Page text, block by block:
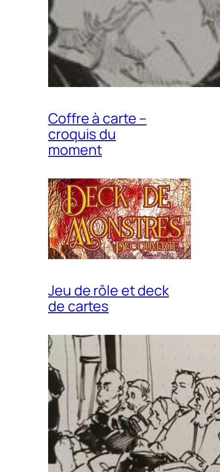
Coffre à carte –
croquis du
moment
Jeu de rôle et deck
de cartes